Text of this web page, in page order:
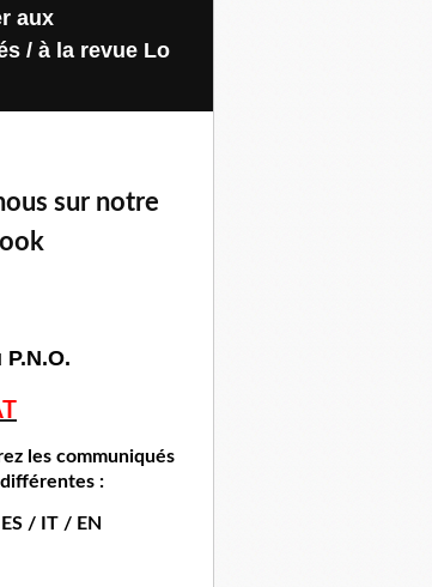
/ à la revue Lo
sur notre
les communiqués
:
/ IT / EN